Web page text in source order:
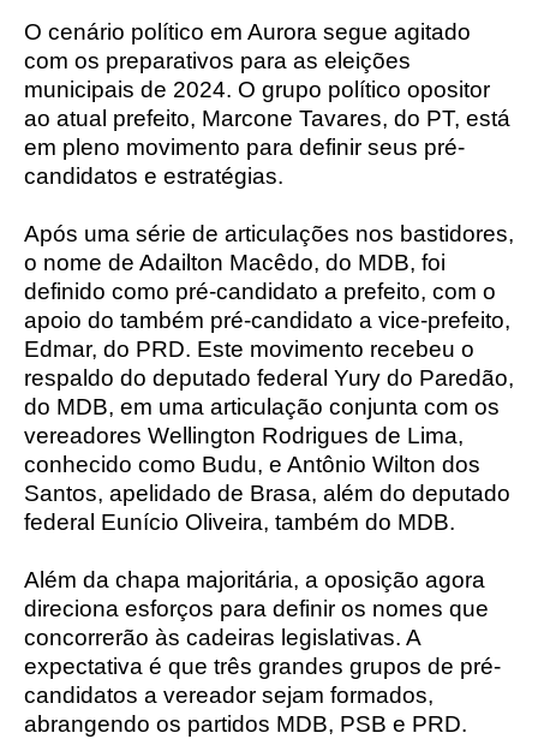
O cenário político em Aurora segue agitado
com os preparativos para as eleições
municipais de 2024. O grupo político opositor
ao atual prefeito, Marcone Tavares, do PT, está
em pleno movimento para definir seus pré-
candidatos e estratégias.
Após uma série de articulações nos bastidores,
o nome de Adailton Macêdo, do MDB, foi
definido como pré-candidato a prefeito, com o
apoio do também pré-candidato a vice-prefeito,
Edmar, do PRD. Este movimento recebeu o
respaldo do deputado federal Yury do Paredão,
do MDB, em uma articulação conjunta com os
vereadores Wellington Rodrigues de Lima,
conhecido como Budu, e Antônio Wilton dos
Santos, apelidado de Brasa, além do deputado
federal Eunício Oliveira, também do MDB.
Além da chapa majoritária, a oposição agora
direciona esforços para definir os nomes que
concorrerão às cadeiras legislativas. A
expectativa é que três grandes grupos de pré-
candidatos a vereador sejam formados,
abrangendo os partidos MDB, PSB e PRD.